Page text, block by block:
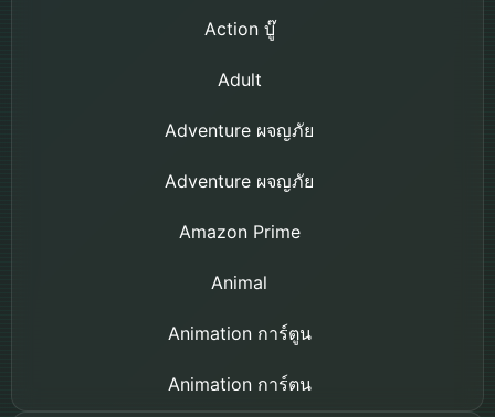
Action บู๊
Adult
Adventure ผจญภัย
Adventure ผจญภัย
Amazon Prime
Animal
Animation การ์ตูน
Animation การ์ตูน